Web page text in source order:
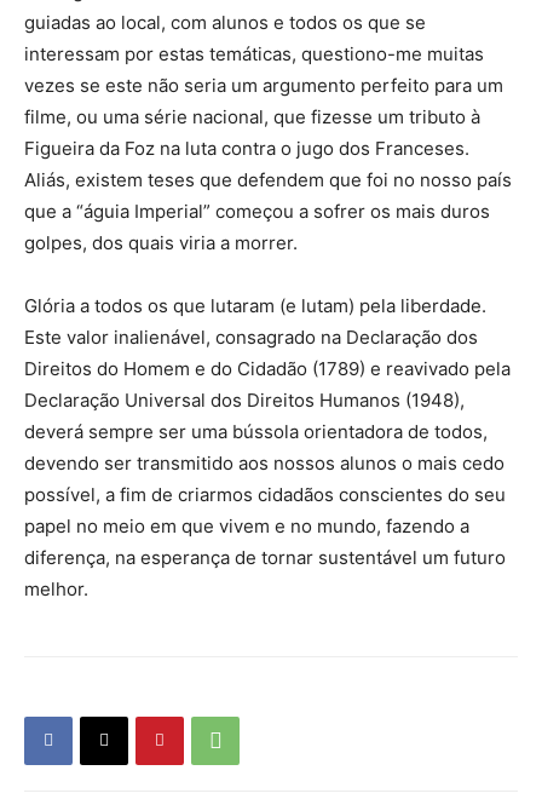
guiadas ao local, com alunos e todos os que se
interessam por estas temáticas, questiono-me muitas
vezes se este não seria um argumento perfeito para um
filme, ou uma série nacional, que fizesse um tributo à
Figueira da Foz na luta contra o jugo dos Franceses.
Aliás, existem teses que defendem que foi no nosso país
que a “águia Imperial” começou a sofrer os mais duros
golpes, dos quais viria a morrer.
Glória a todos os que lutaram (e lutam) pela liberdade.
Este valor inalienável, consagrado na Declaração dos
Direitos do Homem e do Cidadão (1789) e reavivado pela
Declaração Universal dos Direitos Humanos (1948),
deverá sempre ser uma bússola orientadora de todos,
devendo ser transmitido aos nossos alunos o mais cedo
possível, a fim de criarmos cidadãos conscientes do seu
papel no meio em que vivem e no mundo, fazendo a
diferença, na esperança de tornar sustentável um futuro
melhor.